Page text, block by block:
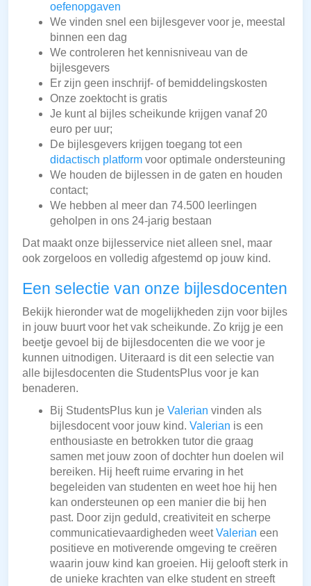
oefenopgaven
We vinden snel een bijlesgever voor je, meestal
binnen een dag
We controleren het kennisniveau van de
bijlesgevers
Er zijn geen inschrijf- of bemiddelingskosten
Onze zoektocht is gratis
Je kunt al bijles scheikunde krijgen vanaf 20
euro per uur;
De bijlesgevers krijgen toegang tot een
didactisch platform voor optimale ondersteuning
We houden de bijlessen in de gaten en houden
contact;
We hebben al meer dan 74.500 leerlingen
geholpen in ons 24-jarig bestaan
Dat maakt onze bijlesservice niet alleen snel, maar
ook zorgeloos en volledig afgestemd op jouw kind.
Een selectie van onze bijlesdocenten
Bekijk hieronder wat de mogelijkheden zijn voor bijles
in jouw buurt voor het vak scheikunde. Zo krijg je een
beetje gevoel bij de bijlesdocenten die we voor je
kunnen uitnodigen. Uiteraard is dit een selectie van
alle bijlesdocenten die StudentsPlus voor je kan
benaderen.
Bij StudentsPlus kun je Valerian vinden als
bijlesdocent voor jouw kind. Valerian is een
enthousiaste en betrokken tutor die graag
samen met jouw zoon of dochter hun doelen wil
bereiken. Hij heeft ruime ervaring in het
begeleiden van studenten en weet hoe hij hen
kan ondersteunen op een manier die bij hen
past. Door zijn geduld, creativiteit en scherpe
communicatievaardigheden weetValerian een
positieve en motiverende omgeving te creëren
waarin jouw kind kan groeien. Hij gelooft sterk in
de unieke krachten van elke student en streeft